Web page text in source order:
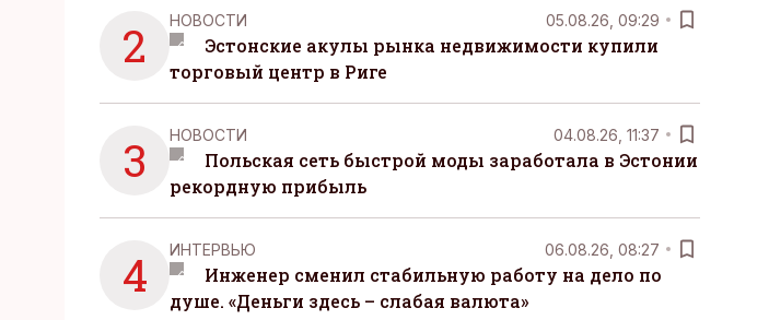
2 НОВОСТИ 05.08.26, 09:29
Эстонские акулы рынка недвижимости купили
торговый центр в Риге
3 НОВОСТИ 04.08.26, 11:37
Польская сеть быстрой моды заработала в Эстонии
рекордную прибыль
4 ИНТЕРВЬЮ 06.08.26, 08:27
Инженер сменил стабильную работу на дело по
душе. «Деньги здесь – слабая валюта»